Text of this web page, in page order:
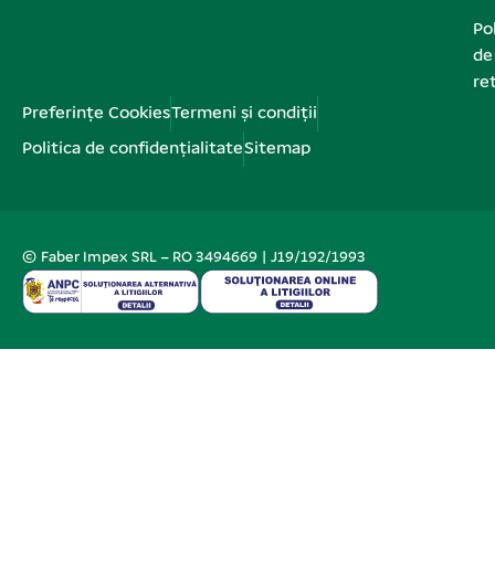
de
Preferințe CookiesTermeni și condiții
Politica de confidențialitateSitemap
© Faber Impex SRL – RO 3494669 | J19/192/1993